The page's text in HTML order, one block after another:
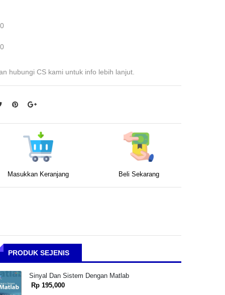
hubungi CS kami untuk info lebih lanjut.
Masukkan Keranjang Beli Sekarang
PRODUK SEJENIS
Sinyal Dan Sistem Dengan Matlab
Rp 195,000